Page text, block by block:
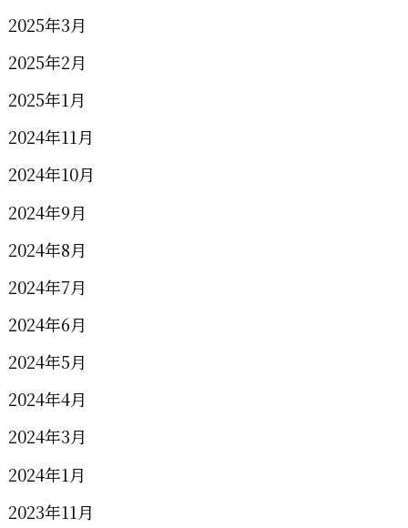
2025年3月
2025年2月
2025年1月
2024年11月
2024年10月
2024年9月
2024年8月
2024年7月
2024年6月
2024年5月
2024年4月
2024年3月
2024年1月
2023年11月